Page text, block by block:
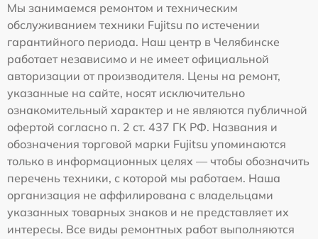
Мы занимаемся ремонтом и техническим
обслуживанием техники Fujitsu по истечении
гарантийного периода. Наш центр в Челябинске
работает независимо и не имеет официальной
авторизации от производителя. Цены на ремонт,
указанные на сайте, носят исключительно
ознакомительный характер и не являются публичной
офертой согласно п. 2 ст. 437 ГК РФ. Названия и
обозначения торговой марки Fujitsu упоминаются
только в информационных целях — чтобы обозначить
перечень техники, с которой мы работаем. Наша
организация не аффилирована с владельцами
указанных товарных знаков и не представляет их
интересы. Все виды ремонтных работ выполняются